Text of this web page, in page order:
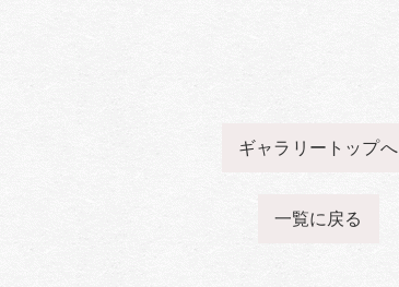
ギャラリートップへ
一覧に戻る